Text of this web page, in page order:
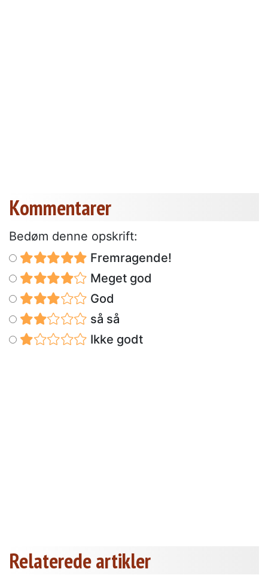
Kommentarer
Bedøm denne opskrift:
Fremragende!
Meget god
God
så så
Ikke godt
Relaterede artikler